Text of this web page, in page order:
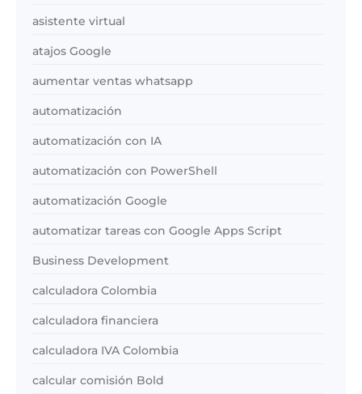
asistente virtual
atajos Google
aumentar ventas whatsapp
automatización
automatización con IA
automatización con PowerShell
automatización Google
automatizar tareas con Google Apps Script
Business Development
calculadora Colombia
calculadora financiera
calculadora IVA Colombia
calcular comisión Bold